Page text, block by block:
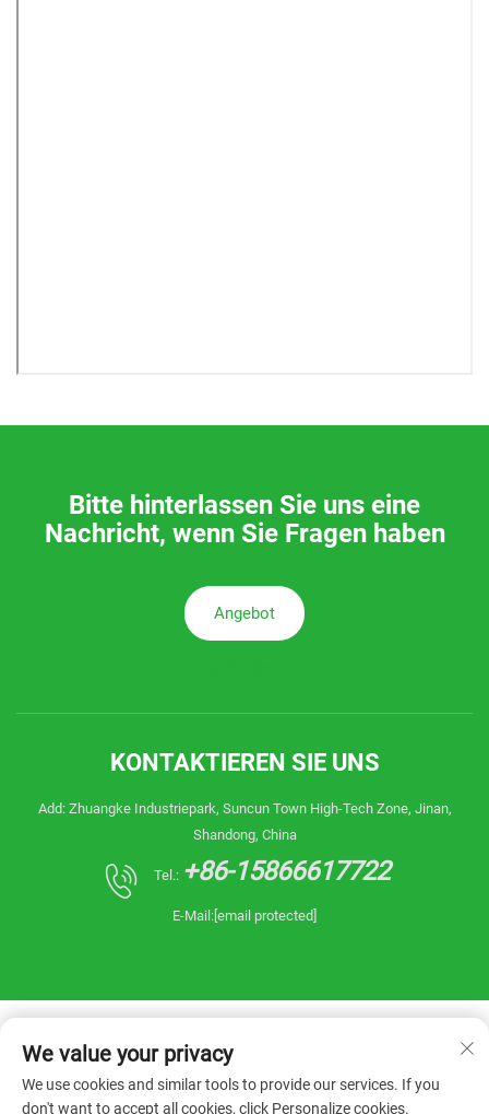
Bitte hinterlassen Sie uns eine
Nachricht, wenn Sie Fragen haben
Angebot
KONTAKTIEREN SIE UNS
Add: Zhuangke Industriepark, Suncun Town High-Tech Zone, Jinan,
Shandong, China
Tel.: +86-15866617722
E-Mail: [email protected]
We value your privacy
We use cookies and similar tools to provide our services. If you
don't want to accept all cookies, click Personalize cookies.